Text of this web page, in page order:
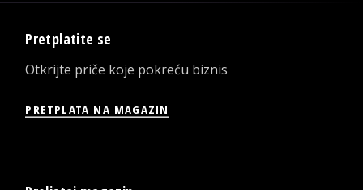
Pretplatite se
Otkrijte priče koje pokreću biznis
PRETPLATA NA MAGAZIN